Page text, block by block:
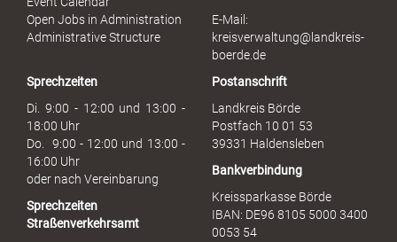
s
u
h
Open Jobs in Administration
Administrative Structure
E-Mail:
kreisverwaltung@landkreis-
boerde.de
Sprechzeiten
Di. 9:00 - 12:00 und 13:00 -
18:00 Uhr
Do. 9:00 - 12:00 und 13:00 -
16:00 Uhr
oder nach Vereinbarung
Sprechzeiten
Straßenverkehrsamt
Postanschrift
Landkreis Börde
Postfach 10 01 53
39331 Haldensleben
Bankverbindung
Kreissparkasse Börde
IBAN: DE96 8105 5000 3400
0053 54